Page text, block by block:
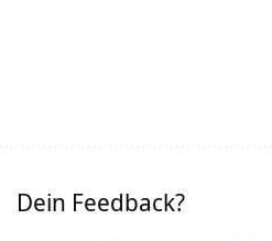
Dein Feedback?